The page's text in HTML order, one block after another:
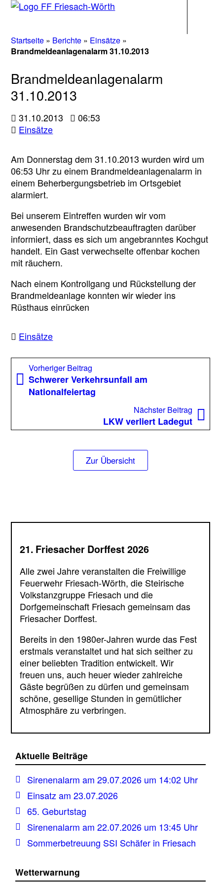
Startseite » Berichte » Einsätze »
Brandmeldeanlagenalarm 31.10.2013
Brandmeldeanlagenalarm
31.10.2013
31.10.2013
06:53
Einsätze
Am Donnerstag dem 31.10.2013 wurden wird um
06:53 Uhr zu einem Brandmeldeanlagenalarm in
einem Beherbergungsbetrieb im Ortsgebiet
alarmiert.
Bei unserem Eintreffen wurden wir vom
anwesenden Brandschutzbeauftragten darüber
informiert, dass es sich um angebranntes Kochgut
handelt. Ein Gast verwechselte offenbar kochen
mit räuchern.
Nach einem Kontrollgang und Rückstellung der
Brandmeldeanlage konnten wir wieder ins
Rüsthaus einrücken
Einsätze
Beitragsnavigation
Vorheriger Beitrag
Beitrag:
Schwerer Verkehrsunfall am
Nationalfeiertag
Nächster Beitrag
LKW verliert Ladegut
Zur Übersicht
21. Friesacher Dorffest 2026
Alle zwei Jahre veranstalten die Freiwillige
Feuerwehr Friesach-Wörth, die Steirische
Volkstanzgruppe Friesach und die
Dorfgemeinschaft Friesach gemeinsam das
Friesacher Dorffest.
Bereits in den 1980er-Jahren wurde das Fest
erstmals veranstaltet und hat sich seither zu
einer beliebten Tradition entwickelt. Wir
freuen uns, auch heuer wieder zahlreiche
Gäste begrüßen zu dürfen und gemeinsam
schöne, gesellige Stunden in gemütlicher
Atmosphäre zu verbringen.
Aktuelle Beiträge
Sirenenalarm am 29.07.2026 um 14:02 Uhr
Einsatz am 23.07.2026
65. Geburtstag
Sirenenalarm am 22.07.2026 um 13:45 Uhr
Sommerbetreuung SSI Schäfer in Friesach
Wetterwarnung